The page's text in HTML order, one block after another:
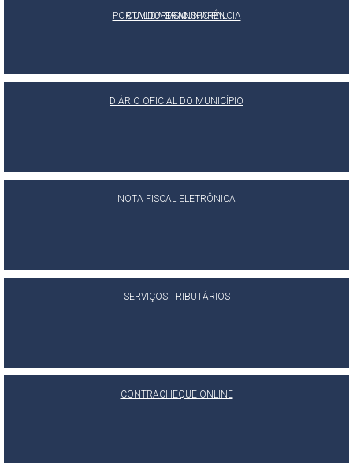
PORTAL DA TRANSPARÊNCIA
E-SIC
OUVIDORIA MUNICIPAL
DIÁRIO OFICIAL DO MUNICÍPIO
NOTA FISCAL ELETRÔNICA
SERVIÇOS TRIBUTÁRIOS
CONTRACHEQUE ONLINE